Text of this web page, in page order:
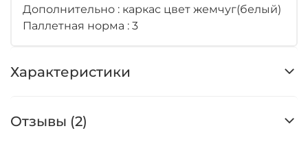
Дополнительно : каркас цвет жемчуг(белый)
Паллетная норма : 3
Характеристики
Отзывы (2)